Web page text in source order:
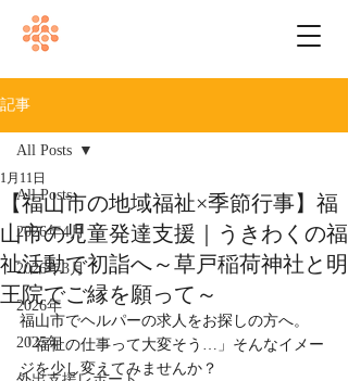
記事
All Posts
2026年4月
2026年3月
2026年
2025年
All Posts
【福山市の地域福祉×季節行事】福
山市の児童発達支援｜うきわくの福
祉活動で初詣へ～草戸稲荷神社と明
王院でご縁を願って～
1月11日
福山市でヘルパーの求人をお探しの方へ。
「福祉の仕事って大変そう…」そんなイメー
ジを少し変えてみませんか？